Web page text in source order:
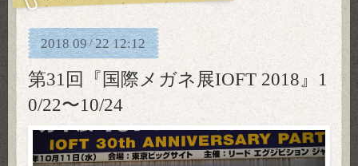
2018 09/22 12:12
第31回『国際メガネ展IOFT 2018』1
0/22〜10/24